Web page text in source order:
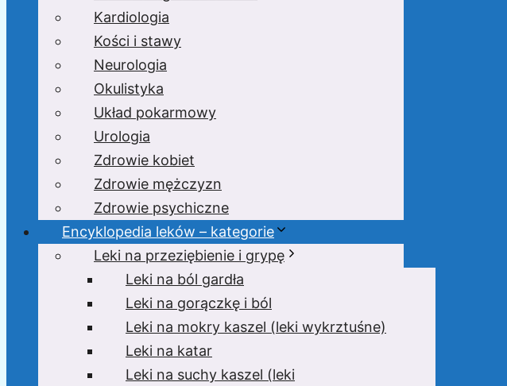
Kardiologia
Kości i stawy
Neurologia
Okulistyka
Układ pokarmowy
Urologia
Zdrowie kobiet
Zdrowie mężczyzn
Zdrowie psychiczne
Encyklopedia leków – kategorie
Leki na przeziębienie i grypę
Leki na ból gardła
Leki na gorączkę i ból
Leki na mokry kaszel (leki wykrztuśne)
Leki na katar
Leki na suchy kaszel (leki